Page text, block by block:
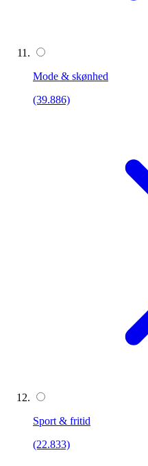
Mode & skønhed
(39.886)
Sport & fritid
(22.833)